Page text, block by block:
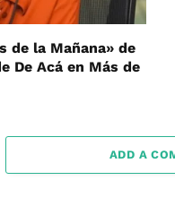
de la Mañana» de
De Acá en Más de
ADD A